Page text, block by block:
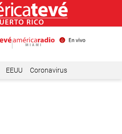
EEUU Coronavirus